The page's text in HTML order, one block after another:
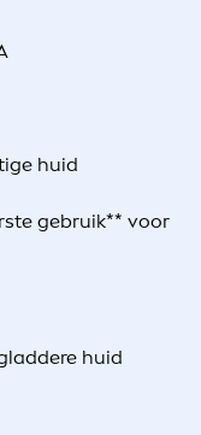
huid
gebruik** voor
huid